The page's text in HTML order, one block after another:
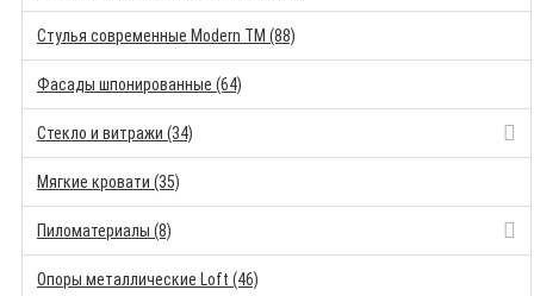
Стулья современные Modern TM (88)
Фасады шпонированные (64)
Стекло и витражи (34)
Мягкие кровати (35)
Пиломатериалы (8)
Опоры металлические Loft (46)